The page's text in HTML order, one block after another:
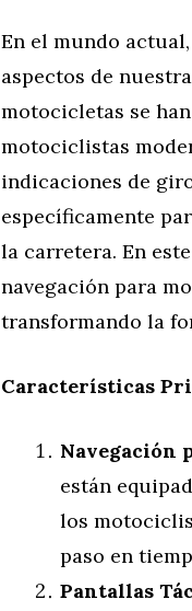
En el mundo
aspectos de
motocicletas se
motociclistas
indicaciones de
específicamente
la carretera. En
navegación para
transformando la
Características
Navegación
están
los
paso en
Pantallas